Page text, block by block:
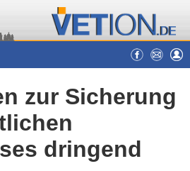
zur Sicherung
dringend